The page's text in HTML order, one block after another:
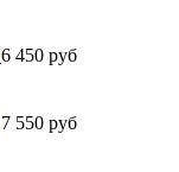
6 450 руб
7 550 руб